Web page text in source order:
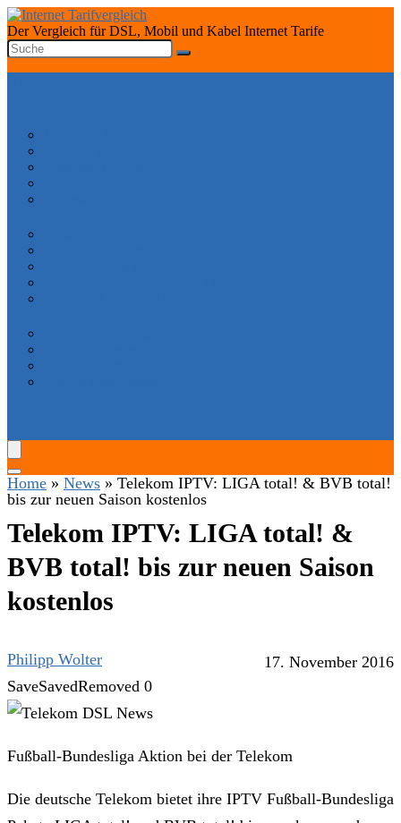
Der Vergleich für DSL, Mobil und Kabel Internet Tarife
Home » News » Telekom IPTV: LIGA total! & BVB total!
bis zur neuen Saison kostenlos
Telekom IPTV: LIGA total! &
BVB total! bis zur neuen Saison
kostenlos
Philipp Wolter
17. November 2016
SaveSavedRemoved 0
Fußball-Bundesliga Aktion bei der Telekom
Die deutsche Telekom bietet ihre IPTV Fußball-Bundesliga